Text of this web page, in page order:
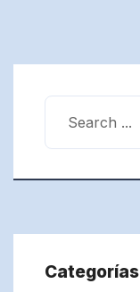
Categorías